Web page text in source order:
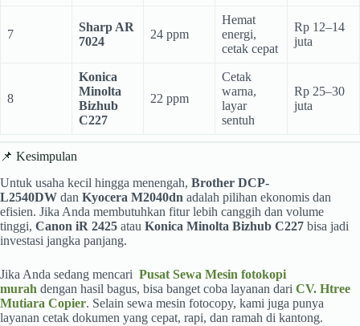
7
Sharp AR
7024
24 ppm
Hemat
energi,
cetak cepat
Rp 12–14
juta
8
Konica
Minolta
Bizhub
C227
22 ppm
Cetak
warna,
layar
sentuh
Rp 25–30
juta
📌 Kesimpulan
Untuk usaha kecil hingga menengah, Brother DCP-
L2540DW dan Kyocera M2040dn adalah pilihan ekonomis dan
efisien. Jika Anda membutuhkan fitur lebih canggih dan volume
tinggi, Canon iR 2425 atau Konica Minolta Bizhub C227 bisa jadi
investasi jangka panjang.
Jika Anda sedang mencari Pusat Sewa Mesin fotokopi
murah dengan hasil bagus, bisa banget coba layanan dari CV. Htree
Mutiara Copier. Selain sewa mesin fotocopy, kami juga punya
layanan cetak dokumen yang cepat, rapi, dan ramah di kantong.